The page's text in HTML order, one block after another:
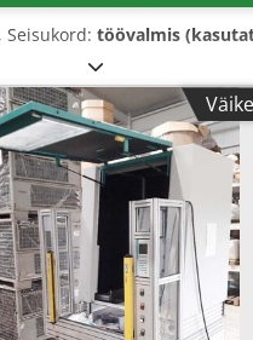
, Seisukord: töövalmis